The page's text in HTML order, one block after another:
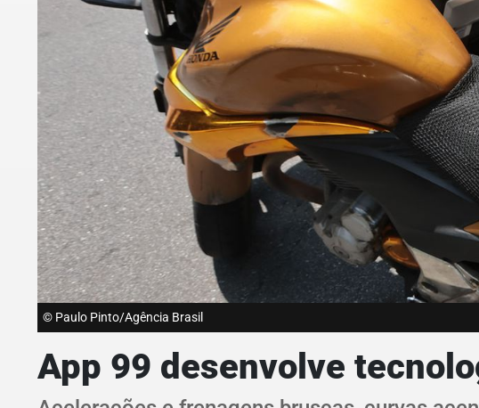
© Paulo Pinto/Agência Brasil
App 99 desenvolve